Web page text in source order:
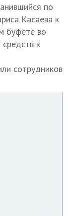
по
Касаева к
буфете во
к
сотрудников